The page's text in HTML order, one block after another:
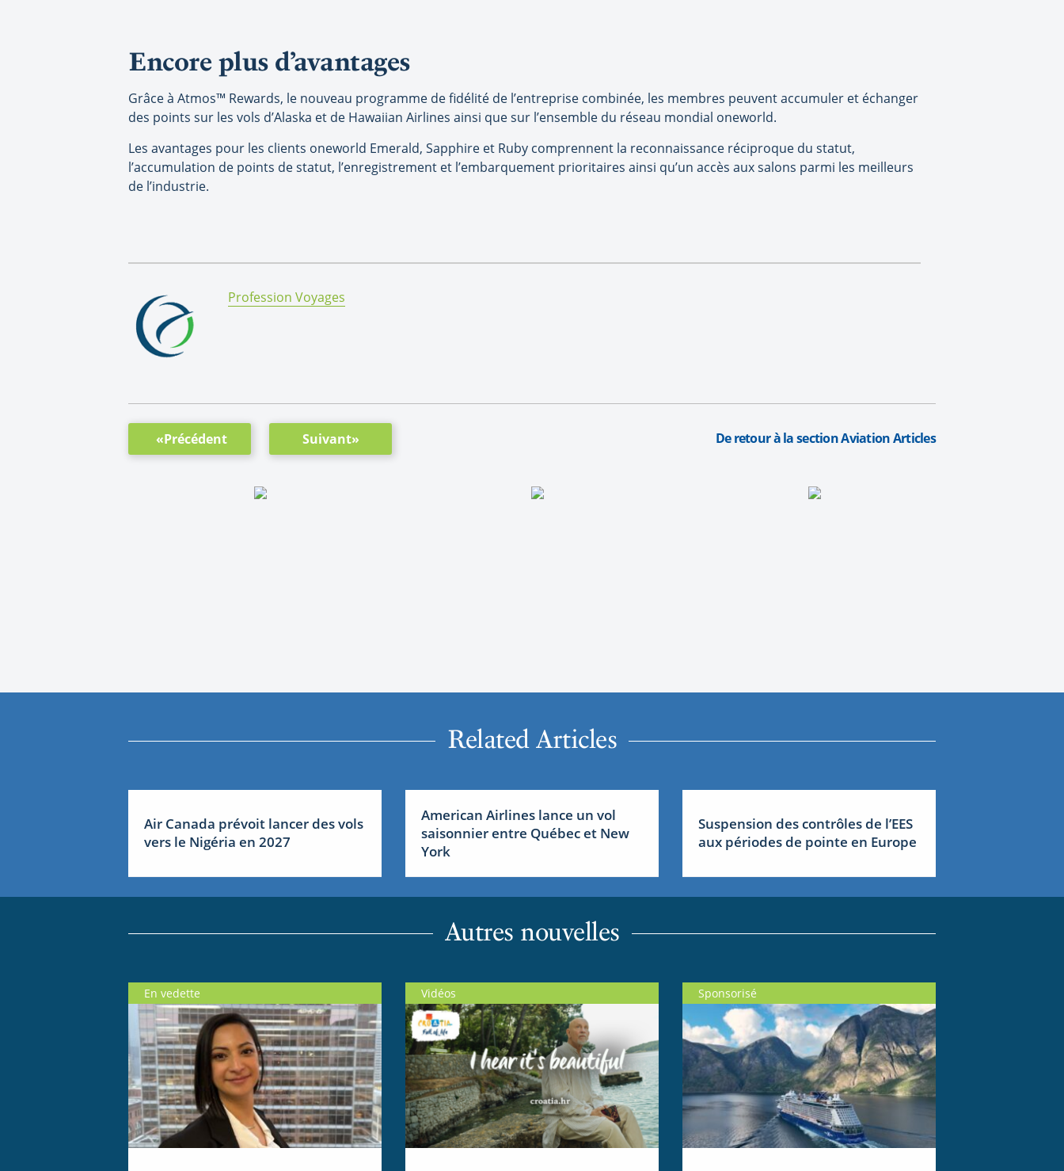
Encore plus d’avantages
Grâce à Atmos™ Rewards, le nouveau programme de fidélité de l’entreprise combinée, les membres peuvent accumuler et échanger
des points sur les vols d’Alaska et de Hawaiian Airlines ainsi que sur l’ensemble du réseau mondial oneworld.
Les avantages pour les clients oneworld Emerald, Sapphire et Ruby comprennent la reconnaissance réciproque du statut,
l’accumulation de points de statut, l’enregistrement et l’embarquement prioritaires ainsi qu’un accès aux salons parmi les meilleurs
de l’industrie.
By:
Profession Voyages
«Précédent Suivant» De retour à la section Aviation Articles
Related Articles
Air Canada prévoit lancer des vols
vers le Nigéria en 2027
American Airlines lance un vol
saisonnier entre Québec et New
York
Suspension des contrôles de l’EES
aux périodes de pointe en Europe
Autres nouvelles
En vedette Vidéos Sponsorisé